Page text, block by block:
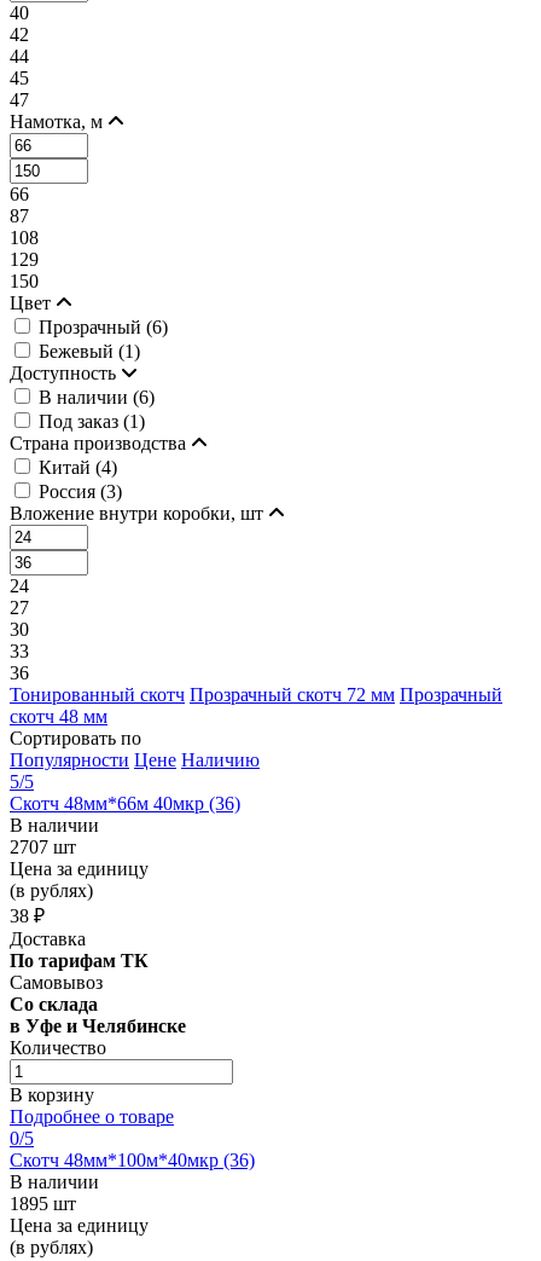
40
42
44
45
47
Намотка, м
66
87
108
129
150
Цвет
Прозрачный (6)
Бежевый (1)
Доступность
В наличии (6)
Под заказ (1)
Страна производства
Китай (4)
Россия (3)
Вложение внутри коробки, шт
24
27
30
33
36
Тонированный скотч Прозрачный скотч 72 мм Прозрачный
скотч 48 мм
Сортировать по
Популярности Цене Наличию
5/5
Скотч 48мм*66м 40мкр (36)
В наличии
2707 шт
Цена за единицу
(в рублях)
38 ₽
Доставка
По тарифам ТК
Самовывоз
Со склада
в Уфе и Челябинске
Количество
В корзину
Подробнее о товаре
0/5
Скотч 48мм*100м*40мкр (36)
В наличии
1895 шт
Цена за единицу
(в рублях)